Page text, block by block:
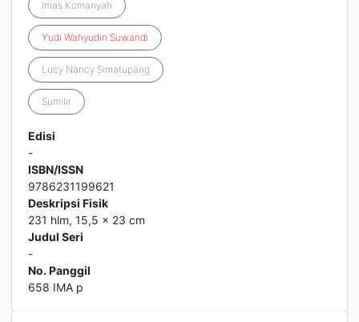
Imas Komariyah
Yudi Wahyudin Suwandi
Lucy Nancy Simatupang
Sumilir
Edisi
-
ISBN/ISSN
9786231199621
Deskripsi Fisik
231 hlm, 15,5 x 23 cm
Judul Seri
-
No. Panggil
658 IMA p